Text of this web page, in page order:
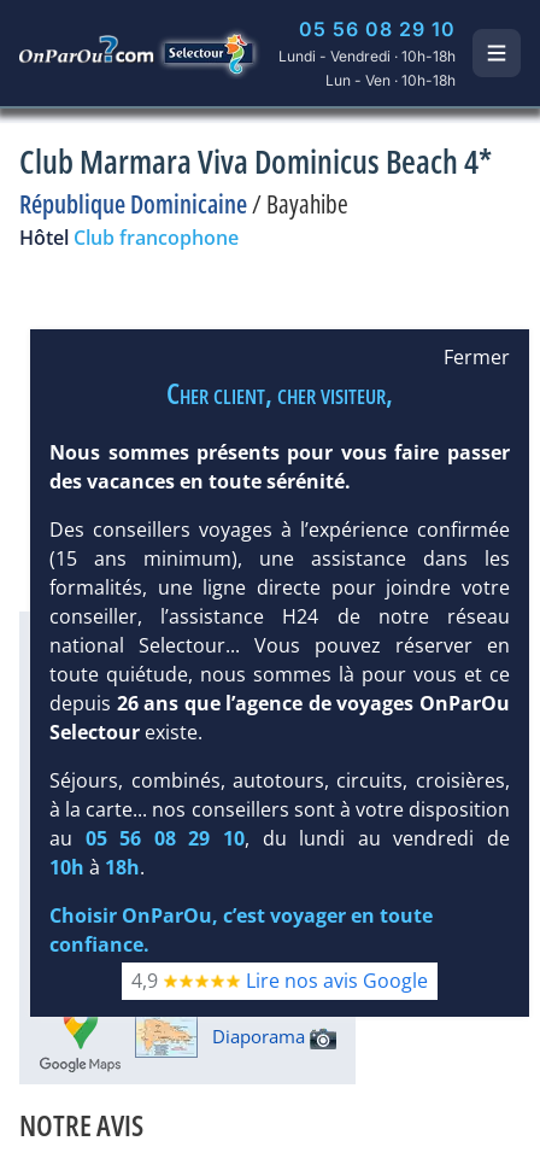
05 56 08 29 10
Lundi - Vendredi · 10h-18h
Lun - Ven · 10h-18h
Club Marmara Viva Dominicus Beach 4*
République Dominicaine/Bayahibe
Hôtel Club francophone
DEMANDE
Excursions en petit comité avec
notre partenaire Dominican
Attitude
Infos météo :
31 °C 185 mm
Infos plages :
Dist. Distance :
< 100 m
Long.Longueur:
500 m
Équipement :
538
Tx : 50 % Tx
Infos golfs :
dont le plus proche à 15 km de
Diaporama
NOTRE AVIS
Fermer
Cher client, cher visiteur,
Nous sommes présents pour vous faire passer
des vacances en toute sérénité.
Des conseillers voyages à l’expérience confirmée
(15 ans minimum), une assistance dans les
formalités, une ligne directe pour joindre votre
conseiller, l’assistance H24 de notre réseau
national Selectour... Vous pouvez réserver en
toute quiétude, nous sommes là pour vous et ce
depuis 26 ans que l’agence de voyages OnParOu
Selectour existe.
Séjours, combinés, autotours, circuits, croisières,
à la carte... nos conseillers sont à votre disposition
au 05 56 08 29 10, du lundi au vendredi de
10h à 18h.
Choisir OnParOu, c’est voyager en toute
confiance.
4,9
Lire nos avis Google